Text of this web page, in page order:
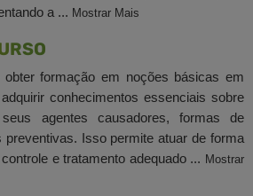
a ... Mostrar Mais
formação em noções básicas em
conhecimentos essenciais sobre
seus agentes causadores, formas de
Isso permite atuar de forma
e tratamento adequado ... Mostrar